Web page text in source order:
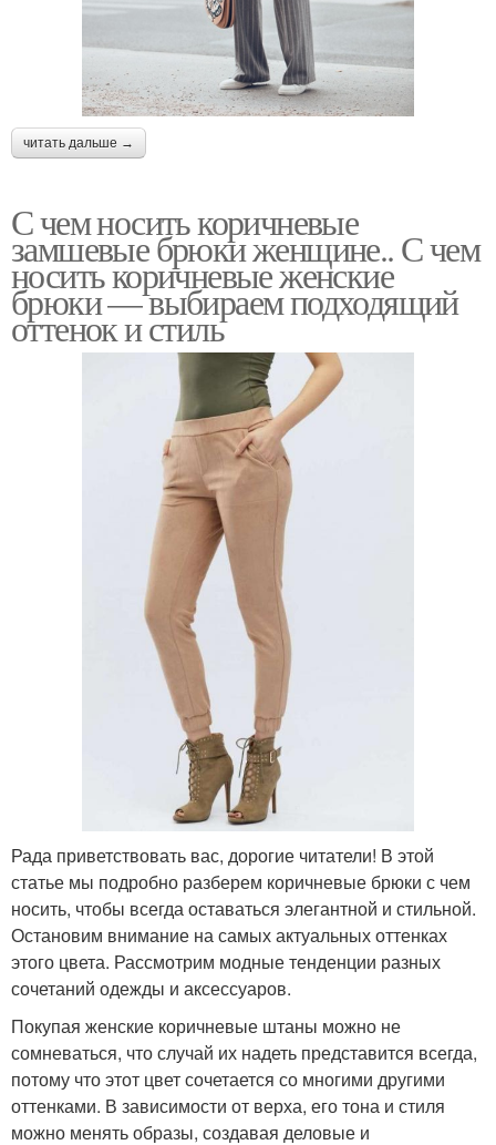
читать дальше →
С чем носить коричневые
замшевые брюки женщине.. С чем
носить коричневые женские
брюки — выбираем подходящий
оттенок и стиль
Рада приветствовать вас, дорогие читатели! В этой
статье мы подробно разберем коричневые брюки с чем
носить, чтобы всегда оставаться элегантной и стильной.
Остановим внимание на самых актуальных оттенках
этого цвета. Рассмотрим модные тенденции разных
сочетаний одежды и аксессуаров.
Покупая женские коричневые штаны можно не
сомневаться, что случай их надеть представится всегда,
потому что этот цвет сочетается со многими другими
оттенками. В зависимости от верха, его тона и стиля
можно менять образы, создавая деловые и